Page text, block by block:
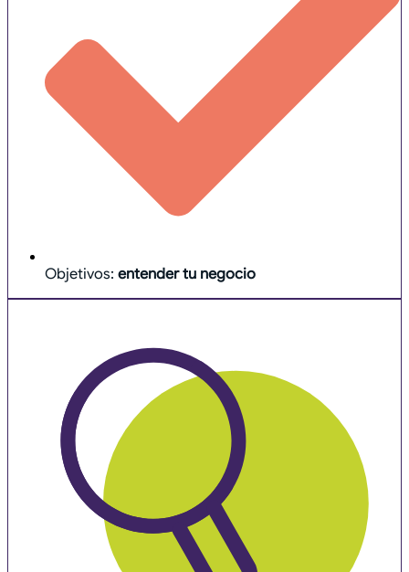
Objetivos: entender tu negocio